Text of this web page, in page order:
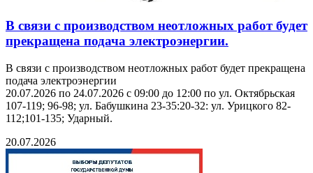
В связи с производством неотложных работ будет
прекращена подача электроэнергии.
В связи с производством неотложных работ будет прекращена
подача электроэнергии
20.07.2026 по 24.07.2026 с 09:00 до 12:00 по ул. Октябрьская
107-119; 96-98; ул. Бабушкина 23-35:20-32: ул. Урицкого 82-
112;101-135; Ударный.
20.07.2026